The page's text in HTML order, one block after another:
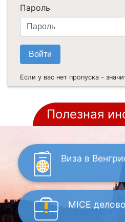
Пароль
Если у вас нет пропуска -
Полезная
Виза в
MICE